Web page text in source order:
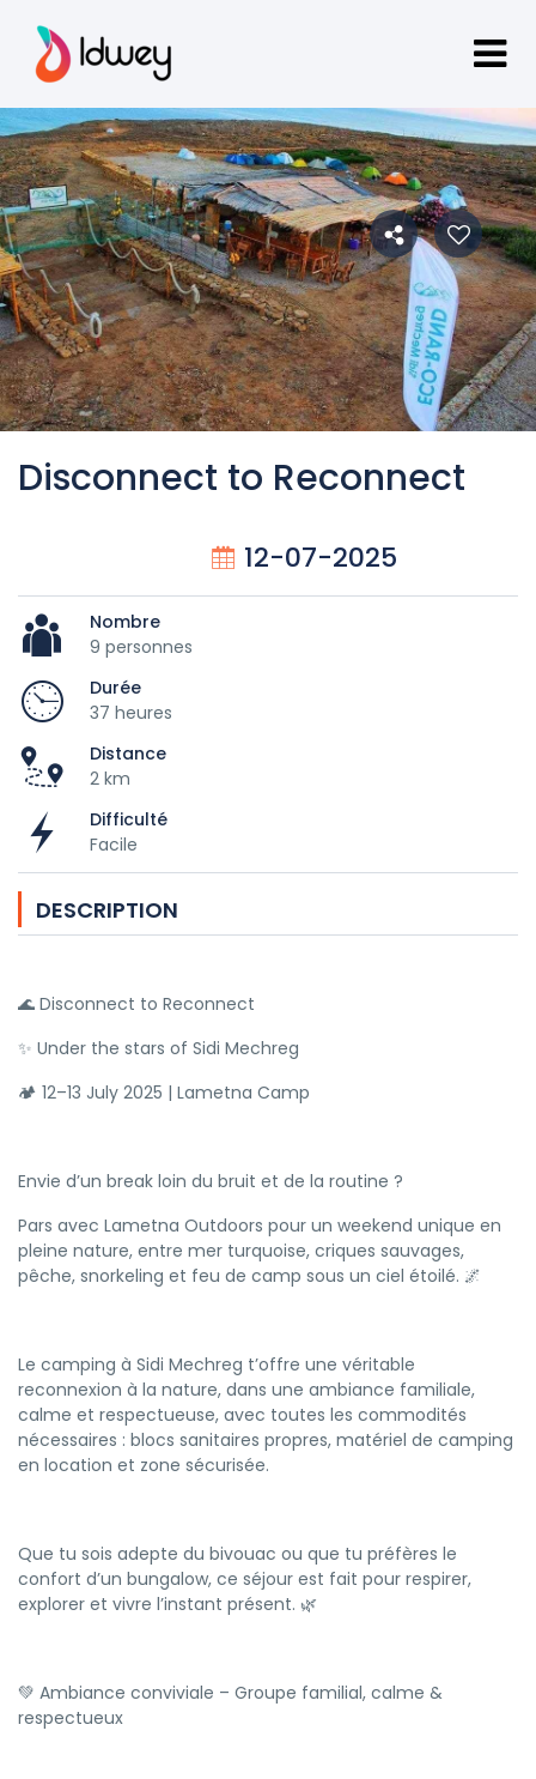
Disconnect to Reconnect
12-07-2025
Nombre
9 personnes
Durée
37 heures
Distance
2 km
Difficulté
Facile
DESCRIPTION
🌊 Disconnect to Reconnect
✨ Under the stars of Sidi Mechreg
🏕️ 12–13 July 2025 | Lametna Camp
Envie d’un break loin du bruit et de la routine ?
Pars avec Lametna Outdoors pour un weekend unique en
pleine nature, entre mer turquoise, criques sauvages,
pêche, snorkeling et feu de camp sous un ciel étoilé. 🌌
Le camping à Sidi Mechreg t’offre une véritable
reconnexion à la nature, dans une ambiance familiale,
calme et respectueuse, avec toutes les commodités
nécessaires : blocs sanitaires propres, matériel de camping
en location et zone sécurisée.
Que tu sois adepte du bivouac ou que tu préfères le
confort d’un bungalow, ce séjour est fait pour respirer,
explorer et vivre l’instant présent. 🌿
💚 Ambiance conviviale – Groupe familial, calme &
respectueux